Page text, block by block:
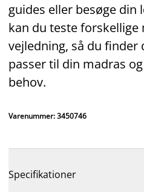
guides eller besøge din
kan du teste forskellige
vejledning, så du finder
passer til din madras
behov.
Varenummer: 3450746
Specifikationer